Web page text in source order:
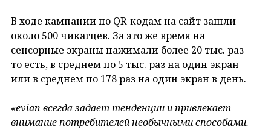
В ходе кампании по QR-кодам на сайт зашли
около 500 чикагцев. За это же время на
сенсорные экраны нажимали более 20 тыс. раз —
то есть, в среднем по 5 тыс. раз на один экран
или в среднем по 178 раз на один экран в день.
«evian всегда задает тенденции и привлекает
внимание потребителей необычными способами.